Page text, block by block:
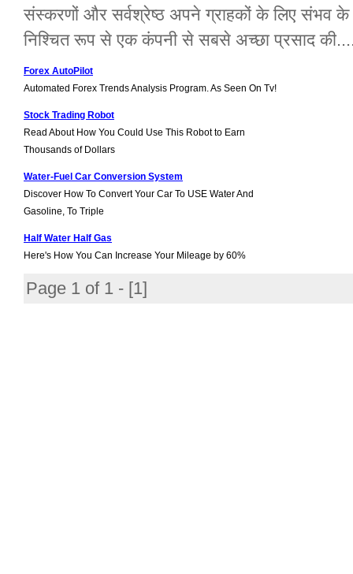
संस्करणों और सर्वश्रेष्ठ अपने ग्राहकों के लिए संभव के
निश्चित रूप से एक कंपनी से सबसे अच्छा प्रसाद
Forex AutoPilot
Automated Forex Trends Analysis Program. As Seen On Tv!
Stock Trading Robot
Read About How You Could Use This Robot to Earn
Thousands of Dollars
Water-Fuel Car Conversion System
Discover How To Convert Your Car To USE Water And
Gasoline, To Triple
Half Water Half Gas
Here's How You Can Increase Your Mileage by 60%
Page 1 of 1 - [1]